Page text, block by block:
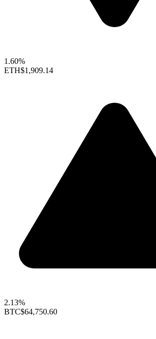
1.60%
ETH$1,909.14
2.13%
BTC$64,750.60